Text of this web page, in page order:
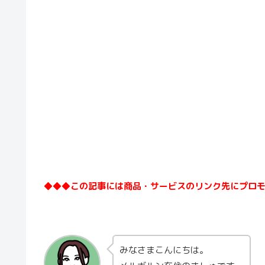
◆◆◆この記事には商品・サービスのリンク先にプロ
みなさまこんにちは。